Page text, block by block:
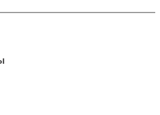
упаковать. Заказы